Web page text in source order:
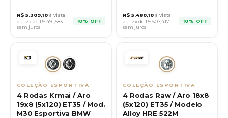
R$ 5.309,10 à vista
ou 12x de R$491,583
sem juros
10% OFF
R$ 5.480,10 à vista
ou 12x de R$507,417
sem juros
10% OFF
COLEÇÃO ESPORTIVA
4 Rodas Krmai / Aro
19x8 (5x120) ET35 / Mod.
M30 Esportiva BMW
COLEÇÃO ESPORTIVA
4 Rodas Raw / Aro 18x8
(5x120) ET35 / Modelo
Alloy HRE 522M